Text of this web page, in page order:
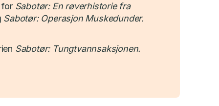
for Sabotør: En røverhistorie fra
Sabotør: Operasjon Muskedunder.
Sabotør: Tungtvannsaksjonen.